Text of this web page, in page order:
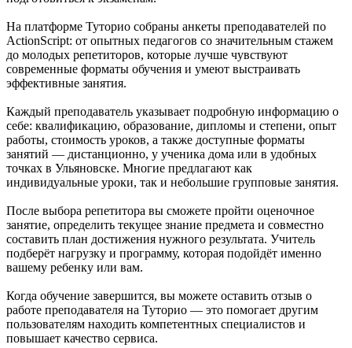
На платформе Туторио собраны анкеты преподавателей по
ActionScript: от опытных педагогов со значительным стажем
до молодых репетиторов, которые лучше чувствуют
современные форматы обучения и умеют выстраивать
эффективные занятия.
Каждый преподаватель указывает подробную информацию о
себе: квалификацию, образование, дипломы и степени, опыт
работы, стоимость уроков, а также доступные форматы
занятий — дистанционно, у ученика дома или в удобных
точках в Ульяновске. Многие предлагают как
индивидуальные уроки, так и небольшие групповые занятия.
После выбора репетитора вы сможете пройти оценочное
занятие, определить текущее знание предмета и совместно
составить план достижения нужного результата. Учитель
подберёт нагрузку и программу, которая подойдёт именно
вашему ребенку или вам.
Когда обучение завершится, вы можете оставить отзыв о
работе преподавателя на Туторио — это помогает другим
пользователям находить компетентных специалистов и
повышает качество сервиса.